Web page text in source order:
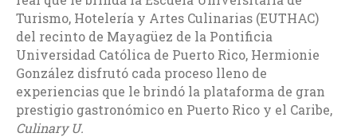
Turismo, Hotelería y Artes Culinarias (EUTHAC)
del recinto de Mayagüez de la Pontificia
Universidad Católica de Puerto Rico, Hermionie
González disfrutó cada proceso lleno de
experiencias que le brindó la plataforma de gran
prestigio gastronómico en Puerto Rico y el Caribe,
Culinary U.